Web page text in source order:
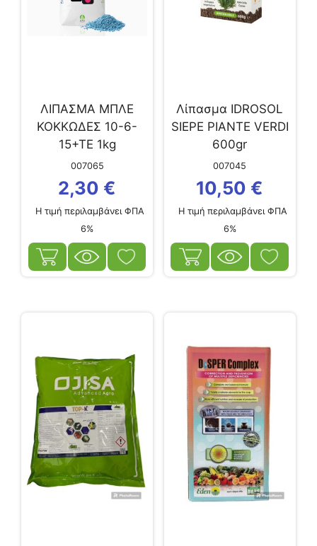
ΛΙΠΑΣΜΑ ΜΠΛΕ
ΚΟΚΚΩΔΕΣ 10-6-
15+ΤΕ 1kg
007065
2,30 €
Η τιμή περιλαμβάνει ΦΠΑ
6%
Λίπασμα IDROSOL
SIEPE PIANTE VERDI
600gr
007045
10,50 €
Η τιμή περιλαμβάνει ΦΠΑ
6%